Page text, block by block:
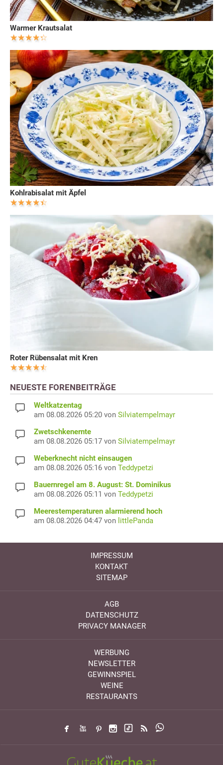
Warmer Krautsalat
Kohlrabisalat mit Äpfel
Roter Rübensalat mit Kren
NEUESTE FORENBEITRÄGE
Weltkatzentag
am 08.08.2026 05:20 von Silviatempelmayr
Zwetschkenernte
am 08.08.2026 05:17 von Silviatempelmayr
Weberknecht nicht einsaugen
am 08.08.2026 05:16 von Teddypetzi
Bauernregel am 8. August: St. Dominikus
am 08.08.2026 05:11 von Teddypetzi
Meerestemperaturen alarmierend hoch
am 08.08.2026 04:47 von littlePanda
IMPRESSUM
KONTAKT
SITEMAP
AGB
DATENSCHUTZ
PRIVACY MANAGER
WERBUNG
NEWSLETTER
GEWINNSPIEL
WEINE
RESTAURANTS